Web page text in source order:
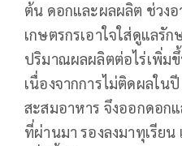
ต้น ดอกและผลผลิต ช่วง
เกษตรกรเอาใจใส่ดูแลรั
ปริมาณผลผลิตต่อไร่เพิ่ม
เนื่องจากการไม่ติดผลใ
สะสมอาหาร จึงออกดอก
ที่ผ่านมา รองลงมาทุเรียน